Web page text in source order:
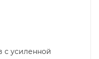
с усиленной